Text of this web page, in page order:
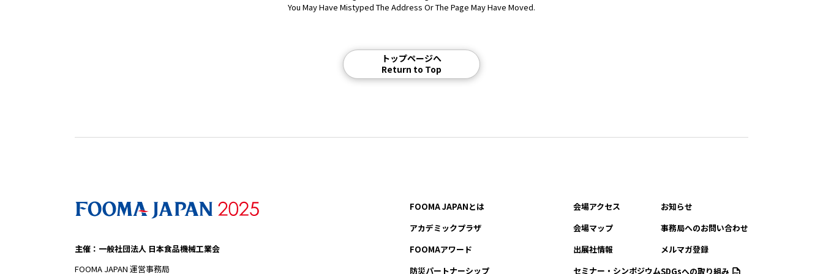
You May Have Mistyped The Address Or The Page May Have Moved.
トップページへ
Return to Top
主催：一般社団法人 日本食品機械工業会
FOOMA JAPAN 運営事務局
FOOMA JAPANとは
アカデミックプラザ
FOOMAアワード
防災パートナーシップ
会場アクセス
会場マップ
出展社情報
セミナー・シンポジウム
お知らせ
事務局へのお問い合わせ
メルマガ登録
SDGsへの取り組み